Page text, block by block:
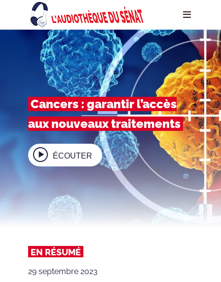
Cancers : garantir l’accès
aux nouveaux traitements
ÉCOUTER
EN RÉSUMÉ
29 septembre 2023